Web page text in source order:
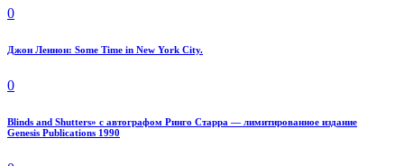
0
Джон Леннон: Some Time in New York City.
0
Blinds and Shutters» с автографом Ринго Старра — лимитированное издание
Genesis Publications 1990